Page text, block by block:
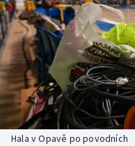
DALŠÍ SPORTY
Americký fotbal
Baseball a softbal
Basketbal
Biatlon
NEPŘEHLÉDNĚTE
Soutěže
Historické návraty
Aplikace ČT sport
Hala v Opavě po povodních